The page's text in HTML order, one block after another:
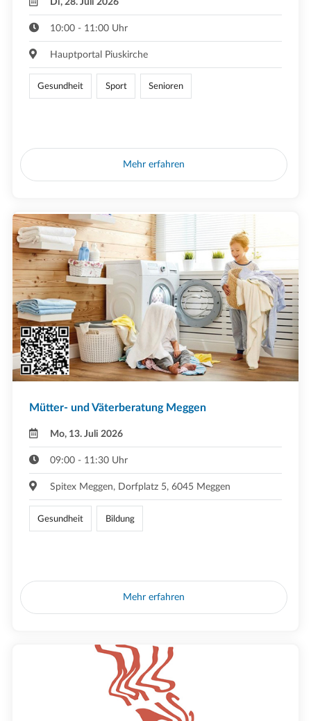
10:00 - 11:00 Uhr
Hauptportal Piuskirche
Gesundheit Sport Senioren
Mehr erfahren
Mütter- und Väterberatung Meggen
Mo, 13. Juli 2026
09:00 - 11:30 Uhr
Spitex Meggen, Dorfplatz 5, 6045 Meggen
Gesundheit Bildung
Mehr erfahren